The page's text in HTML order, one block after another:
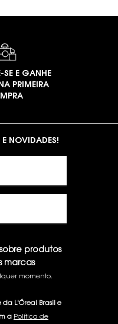
SE E GANHE
PRIMEIRA
NOVIDADES!
produtos
marcas
momento.​
da L'Óreal Brasil e
a Política de